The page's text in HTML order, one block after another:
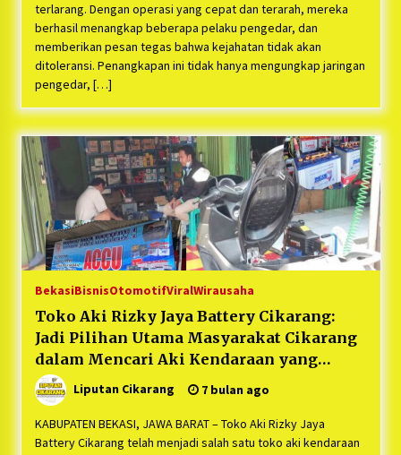
terlarang. Dengan operasi yang cepat dan terarah, mereka
berhasil menangkap beberapa pelaku pengedar, dan
memberikan pesan tegas bahwa kejahatan tidak akan
ditoleransi. Penangkapan ini tidak hanya mengungkap jaringan
pengedar, […]
BekasiBisnisOtomotifViralWirausaha
Toko Aki Rizky Jaya Battery Cikarang:
Jadi Pilihan Utama Masyarakat Cikarang
dalam Mencari Aki Kendaraan yang
Berkualitas
Liputan Cikarang 7 bulan ago
KABUPATEN BEKASI, JAWA BARAT – Toko Aki Rizky Jaya
Battery Cikarang telah menjadi salah satu toko aki kendaraan